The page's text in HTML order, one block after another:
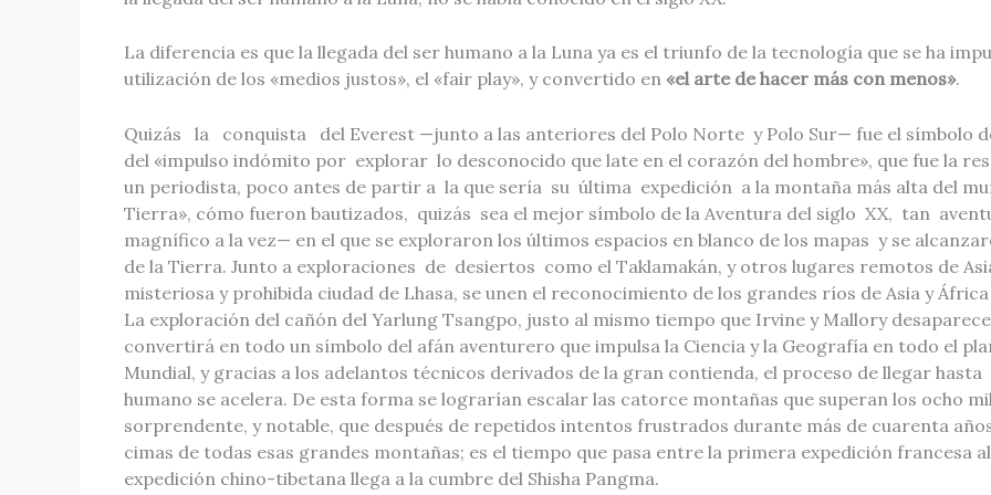
La diferencia es que la llegada del ser humano a la Luna ya es el triunfo de la tecnología que se ha
utilización de los «medios justos», el «fair play», y convertido en «el arte de hacer más con menos».
Quizás la conquista del Everest —junto a las anteriores del Polo Norte y Polo Sur— fue el símbolo
del «impulso indómito por explorar lo desconocido que late en el corazón del hombre», que fue la
un periodista, poco antes de partir a la que sería su última expedición a la montaña más alta del
Tierra», cómo fueron bautizados, quizás sea el mejor símbolo de la Aventura del siglo XX, tan
magnífico a la vez— en el que se exploraron los últimos espacios en blanco de los mapas y se
de la Tierra. Junto a exploraciones de desiertos como el Taklamakán, y otros lugares remotos de
misteriosa y prohibida ciudad de Lhasa, se unen el reconocimiento de los grandes ríos de Asia y
La exploración del cañón del Yarlung Tsangpo, justo al mismo tiempo que Irvine y Mallory
convertirá en todo un símbolo del afán aventurero que impulsa la Ciencia y la Geografía en todo el
Mundial, y gracias a los adelantos técnicos derivados de la gran contienda, el proceso de llegar
humano se acelera. De esta forma se lograrían escalar las catorce montañas que superan los ocho
sorprendente, y notable, que después de repetidos intentos frustrados durante más de cuarenta
cimas de todas esas grandes montañas; es el tiempo que pasa entre la primera expedición francesa
expedición chino-tibetana llega a la cumbre del Shisha Pangma.